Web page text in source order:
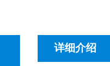
详细介绍